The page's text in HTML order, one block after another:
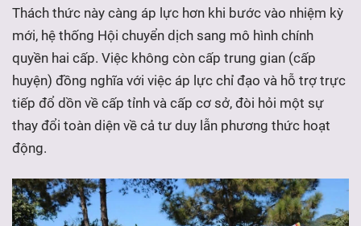
Thách thức này càng áp lực hơn khi bước vào nhiệm kỳ
mới, hệ thống Hội chuyển dịch sang mô hình chính
quyền hai cấp. Việc không còn cấp trung gian (cấp
huyện) đồng nghĩa với việc áp lực chỉ đạo và hỗ trợ trực
tiếp đổ dồn về cấp tỉnh và cấp cơ sở, đòi hỏi một sự
thay đổi toàn diện về cả tư duy lẫn phương thức hoạt
động.